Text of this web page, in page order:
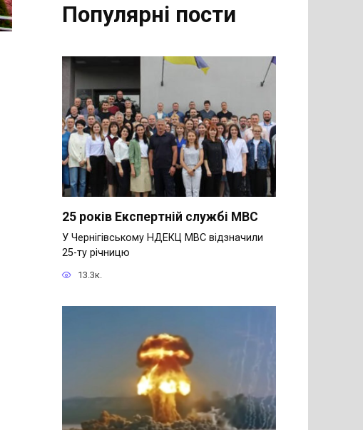
Популярні пости
25 років Експертній службі МВС
У Чернігівському НДЕКЦ МВС відзначили
25-ту річницю
13.3к.